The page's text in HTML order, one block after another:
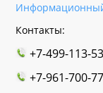
Контакты:
+7-499-113-
+7-961-700-